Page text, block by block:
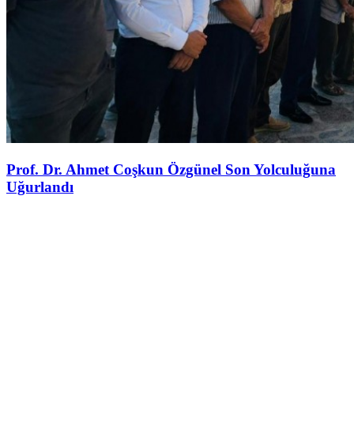
Prof. Dr. Ahmet Coşkun Özgünel Son Yolculuğuna
Uğurlandı